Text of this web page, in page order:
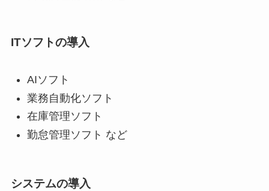
ITソフトの導入
AIソフト
業務自動化ソフト
在庫管理ソフト
勤怠管理ソフト など
システムの導入